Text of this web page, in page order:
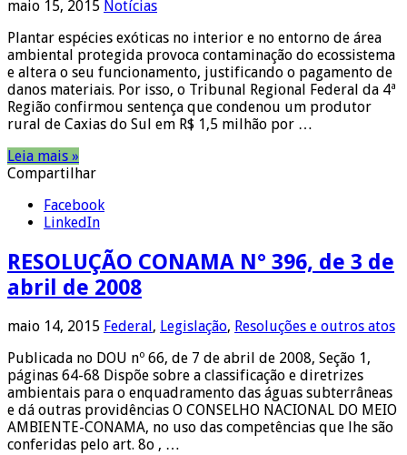
maio 15, 2015 Notícias
Plantar espécies exóticas no interior e no entorno de área
ambiental protegida provoca contaminação do ecossistema
e altera o seu funcionamento, justificando o pagamento de
danos materiais. Por isso, o Tribunal Regional Federal da 4ª
Região confirmou sentença que condenou um produtor
rural de Caxias do Sul em R$ 1,5 milhão por …
Leia mais »
Compartilhar
Facebook
LinkedIn
RESOLUÇÃO CONAMA N° 396, de 3 de
abril de 2008
maio 14, 2015 Federal , Legislação, Resoluções e outros atos
Publicada no DOU nº 66, de 7 de abril de 2008, Seção 1,
páginas 64-68 Dispõe sobre a classificação e diretrizes
ambientais para o enquadramento das águas subterrâneas
e dá outras providências O CONSELHO NACIONAL DO MEIO
AMBIENTE-CONAMA, no uso das competências que lhe são
conferidas pelo art. 8o , …